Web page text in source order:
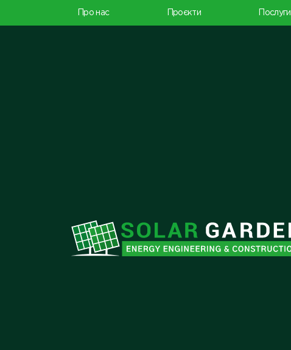
Про нас Проєкти Послуги